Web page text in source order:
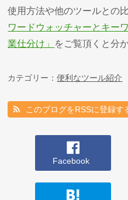
使用方法や他のツールとの
ワードウォッチャーとキー
業仕分け」 をご覧頂くと分
カテゴリー：便利なツール紹介
このブログをRSSに登録す
Facebook